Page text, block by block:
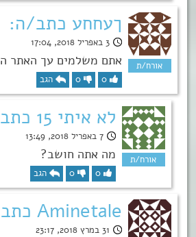
ךעחחע כתב/ה:
3 באפריל 2018, 17:04
אתם משלמים עך האתר
0
0 הגב
לא איתי 15 כתב/ה:
7 באפריל 2018, 13:49
מה אתה חושב?
0
0 הגב
Aminetale כתב/ה:
31 במרץ 2018, 23:17